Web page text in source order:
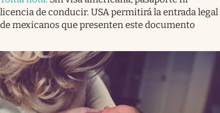
licencia de conducir. USA permitirá la entrada legal
de mexicanos que presenten este documento